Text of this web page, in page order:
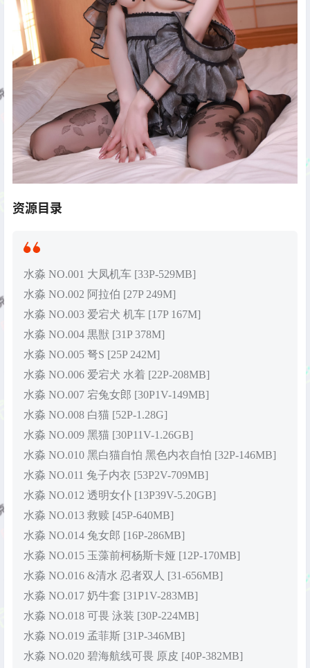
资源目录
水淼 NO.001 大凤机车 [33P-529MB]
水淼 NO.002 阿拉伯 [27P 249M]
水淼 NO.003 爱宕犬 机车 [17P 167M]
水淼 NO.004 黒獣 [31P 378M]
水淼 NO.005 弩S [25P 242M]
水淼 NO.006 爱宕犬 水着 [22P-208MB]
水淼 NO.007 宕兔女郎 [30P1V-149MB]
水淼 NO.008 白猫 [52P-1.28G]
水淼 NO.009 黑猫 [30P11V-1.26GB]
水淼 NO.010 黑白猫自怕 黑色内衣自怕 [32P-146MB]
水淼 NO.011 兔子内衣 [53P2V-709MB]
水淼 NO.012 透明女仆 [13P39V-5.20GB]
水淼 NO.013 救赎 [45P-640MB]
水淼 NO.014 兔女郎 [16P-286MB]
水淼 NO.015 玉藻前柯杨斯卡娅 [12P-170MB]
水淼 NO.016 &清水 忍者双人 [31-656MB]
水淼 NO.017 奶牛套 [31P1V-283MB]
水淼 NO.018 可畏 泳装 [30P-224MB]
水淼 NO.019 孟菲斯 [31P-346MB]
水淼 NO.020 碧海航线可畏 原皮 [40P-382MB]